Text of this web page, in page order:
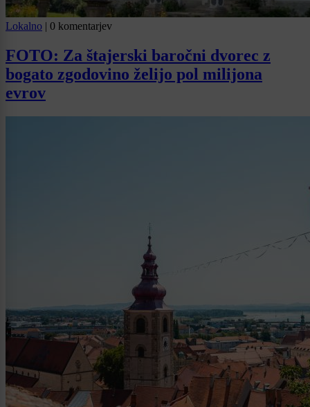
Lokalno | 0 komentarjev
FOTO: Za štajerski baročni dvorec z
bogato zgodovino želijo pol milijona
evrov